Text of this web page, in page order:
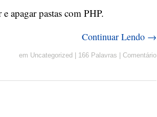
apagar pastas com PHP.
Continuar Lendo →
em Uncategorized 166 Palavras Comentário